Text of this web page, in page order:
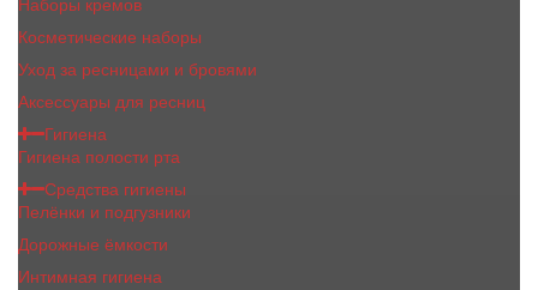
Наборы кремов
Косметические наборы
Уход за ресницами и бровями
Аксессуары для ресниц
Гигиена
Гигиена полости рта
Средства гигиены
Пелёнки и подгузники
Дорожные ёмкости
Интимная гигиена